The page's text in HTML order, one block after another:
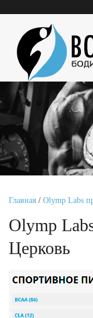
Главная / Olymp Labs
Olymp
Церковь